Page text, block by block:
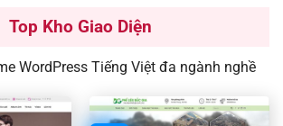
Top Kho Giao Diện
WordPress Tiếng Việt đa ngành nghề